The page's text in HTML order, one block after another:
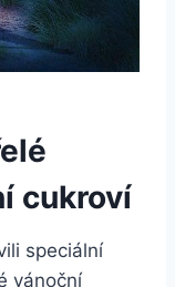
cukroví
speciální
vánoční